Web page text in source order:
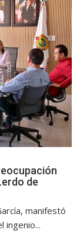
de
manifestó
ingenio...